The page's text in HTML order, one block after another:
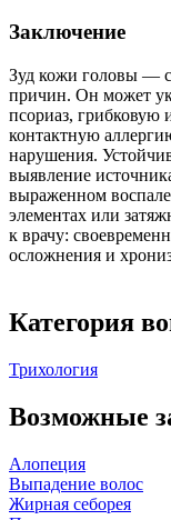
Заключение
Зуд кожи головы —
причин. Он может
псориаз,
контактную
нарушения.
выявление
выраженном
элементах или
к врачу:
осложнения и
Категория
Трихология
Возможные
Алопеция
Выпадение волос
Жирная себорея